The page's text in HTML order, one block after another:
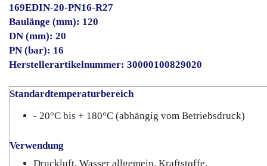
169EDIN-20-PN16-R27
Baulänge (mm): 120
DN (mm): 20
PN (bar): 16
Herstellerartikelnummer: 30000100829020
Standardtemperaturbereich
- 20°C bis + 180°C (abhängig vom Betriebsdruck)
Verwendung
Druckluft, Wasser allgemein, Kraftstoffe,